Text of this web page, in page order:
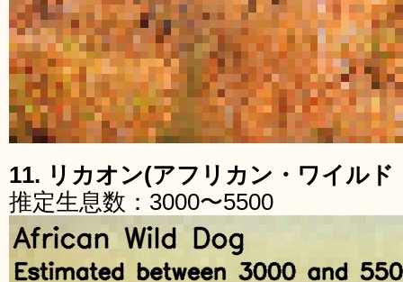
11. リカオン(アフリカン・ワイルド
推定生息数：3000〜5500